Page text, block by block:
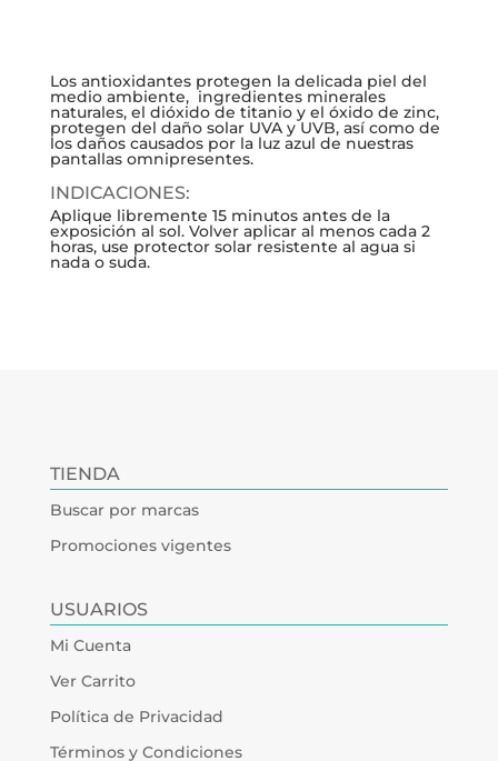
Los antioxidantes protegen la delicada piel del
medio ambiente, ingredientes minerales
naturales, el dióxido de titanio y el óxido de zinc,
protegen del daño solar UVA y UVB, así como de
los daños causados por la luz azul de nuestras
pantallas omnipresentes.
INDICACIONES:
Aplique libremente 15 minutos antes de la
exposición al sol. Volver aplicar al menos cada 2
horas, use protector solar resistente al agua si
nada o suda.
TIENDA
Buscar por marcas
Promociones vigentes
USUARIOS
Mi Cuenta
Ver Carrito
Política de Privacidad
Términos y Condiciones